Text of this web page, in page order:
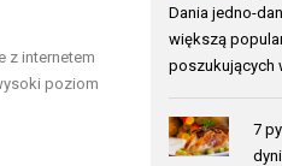
z internetem
poziom
Dania jedno-
większą
poszukujących
7
dyni